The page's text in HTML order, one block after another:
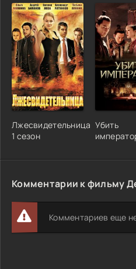
Лжесвидетельница
1 сезон
Убить
Комментарии к фильму
Комментариев еще